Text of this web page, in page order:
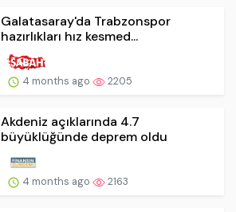
Galatasaray'da Trabzonspor
hazırlıkları hız kesmed...
4 months ago 2205
Akdeniz açıklarında 4.7
büyüklüğünde deprem oldu
4 months ago 2163